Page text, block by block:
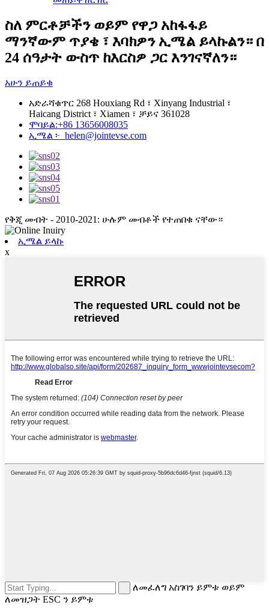
ስለ ምርቶቻችን ወይም የዋጋ አከፋፋይ
ማንኛውም ጥያቄ ፣ እባክዎን ኢሜል ይላኩልን። በ
24 ሰዓታት ውስጥ ከእርስዎ ጋር እንገናኛለን።
አሁን ይጠይቁ
አድራሻቁጥር 268 Houxiang Rd ፣ Xinyang Industrial ፣
Haicang District ፣ Xiamen ፣ ቻይና 361028
ሞባይል:+86 13656008035
ኢሜል ፦ helen@jointevse.com
የቅጂ መብት - 2010-2021: ሁሉም መብቶች የተጠበቁ ናቸው።
ኢሜል ይላኩ
x
ለመፈለግ አስገባን ይምቱ ወይም
ለመዝጋት ESC ን ይምቱ